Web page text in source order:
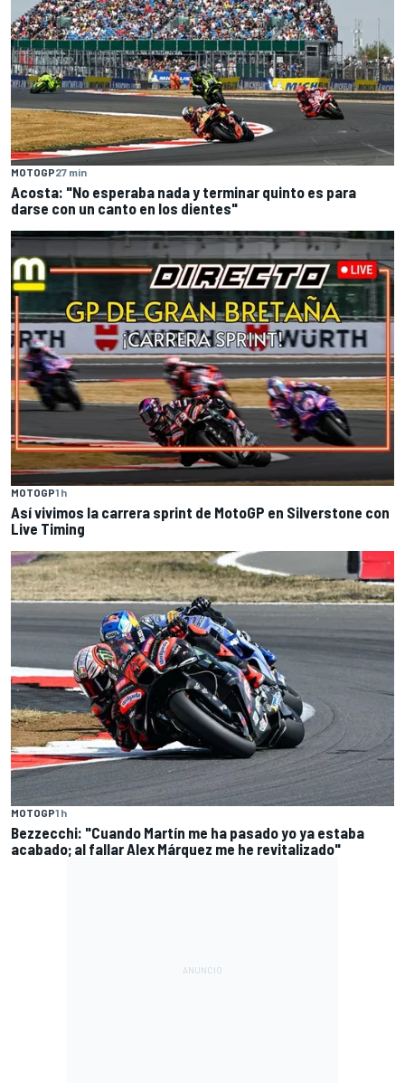
MOTOGP27 min
Acosta: "No esperaba nada y terminar quinto es para
darse con un canto en los dientes"
MOTOGP1 h
Así vivimos la carrera sprint de MotoGP en Silverstone con
Live Timing
MOTOGP1 h
Bezzecchi: "Cuando Martín me ha pasado yo ya estaba
acabado; al fallar Alex Márquez me he revitalizado"